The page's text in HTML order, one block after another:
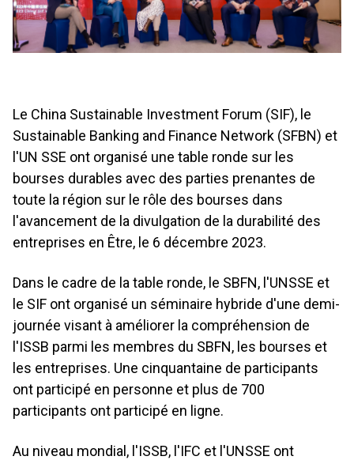
Le China Sustainable Investment Forum (SIF), le
Sustainable Banking and Finance Network (SFBN) et
l'UN SSE ont organisé une table ronde sur les
bourses durables avec des parties prenantes de
toute la région sur le rôle des bourses dans
l'avancement de la divulgation de la durabilité des
entreprises en Être, le 6 décembre 2023.
Dans le cadre de la table ronde, le SBFN, l'UNSSE et
le SIF ont organisé un séminaire hybride d'une demi-
journée visant à améliorer la compréhension de
l'ISSB parmi les membres du SBFN, les bourses et
les entreprises. Une cinquantaine de participants
ont participé en personne et plus de 700
participants ont participé en ligne.
Au niveau mondial, l'ISSB, l'IFC et l'UNSSE ont